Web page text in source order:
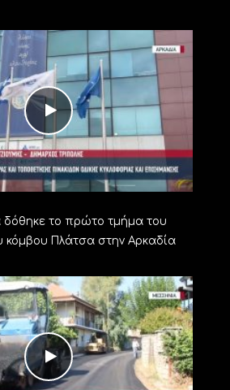
δόθηκε το πρώτο τμήμα του
κόμβου Πλάτσα στην Αρκαδία